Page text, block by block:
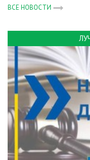
ВСЕ НОВОСТИ